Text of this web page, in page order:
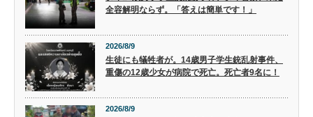
全容解明ならず。「答えは簡単です！」
2026/8/9
生徒にも犠牲者が。14歳男子学生銃乱射事件、
重傷の12歳少女が病院で死亡。死亡者9名に！
2026/8/9